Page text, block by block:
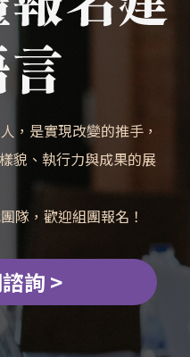
，是實現改變的推手，
貌、執行力與成果的展
隊，歡迎組團報名！
詢 >